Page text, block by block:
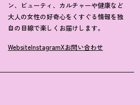
ン、ビューティ、カルチャーや健康など
大人の女性の好奇心をくすぐる情報を独
自の目線で楽しくお届けします。
WebsiteInstagramXお問い合わせ